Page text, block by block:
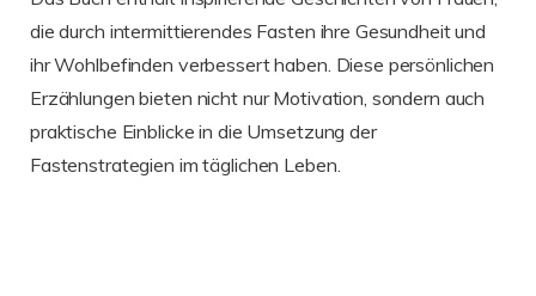
die durch intermittierendes Fasten ihre Gesundheit und
ihr Wohlbefinden verbessert haben. Diese persönlichen
Erzählungen bieten nicht nur Motivation, sondern auch
praktische Einblicke in die Umsetzung der
Fastenstrategien im täglichen Leben.